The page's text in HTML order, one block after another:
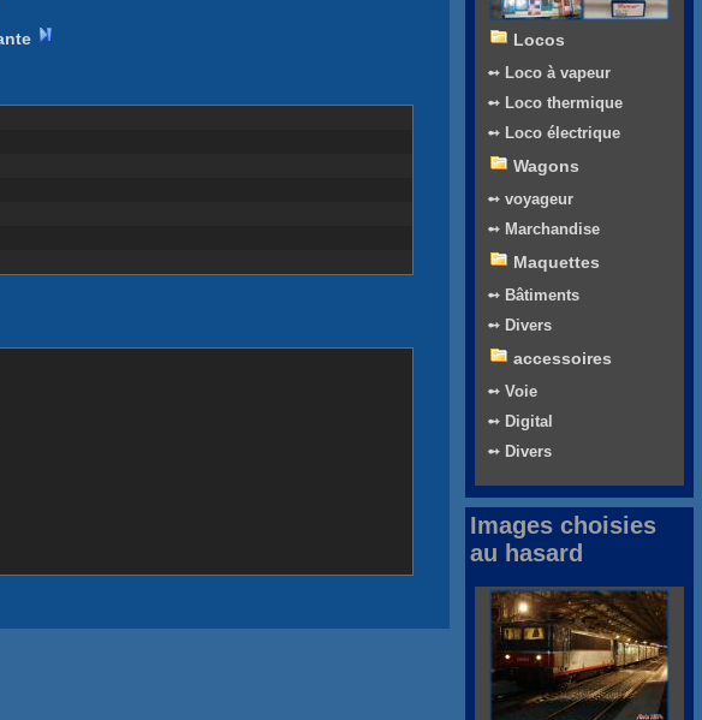
Locos
➻ Loco à vapeur
➻ Loco thermique
➻ Loco électrique
Wagons
➻ voyageur
➻ Marchandise
Maquettes
➻ Bâtiments
➻ Divers
accessoires
➻ Voie
➻ Digital
➻ Divers
Images choisies
au hasard